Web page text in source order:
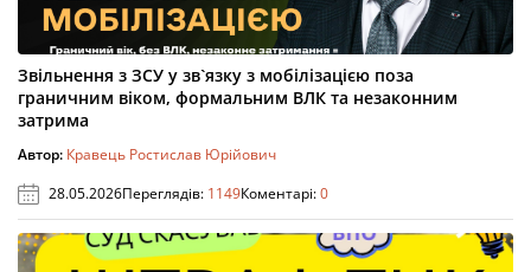
Звільнення з ЗСУ у зв`язку з мобілізацією поза
граничним віком, формальним ВЛК та незаконним
затрима
Автор: Кравець Ростислав Юрійович
28.05.2026Переглядів: 1149Коментарі:0